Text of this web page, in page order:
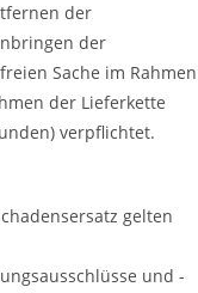
der
der
Sache im Rahmen
der Lieferkette
verpflichtet.
gelten
und -